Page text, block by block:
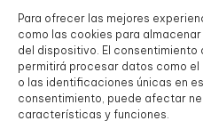
Para ofrecer las mejores
como las cookies para
del dispositivo. El
permitirá procesar datos como
o las identificaciones únicas en
consentimiento, puede afectar
características y funciones.
© 2025 Boutique Granada S.L.